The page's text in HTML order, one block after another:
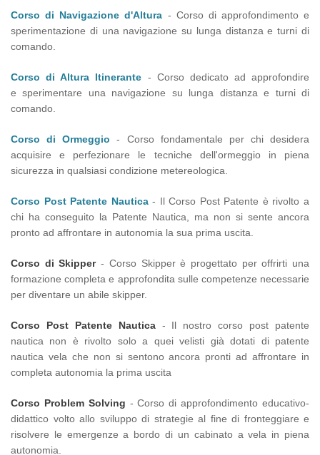
Corso di Navigazione d'Altura - Corso di approfondimento e
sperimentazione di una navigazione su lunga distanza e turni di
comando.
Corso di Altura Itinerante - Corso dedicato ad approfondire
e sperimentare una navigazione su lunga distanza e turni di
comando.
Corso di Ormeggio - Corso fondamentale per chi desidera
acquisire e perfezionare le tecniche dell'ormeggio in piena
sicurezza in qualsiasi condizione metereologica.
Corso Post Patente Nautica- Il Corso Post Patente è rivolto a
chi ha conseguito la Patente Nautica, ma non si sente ancora
pronto ad affrontare in autonomia la sua prima uscita.
Corso di Skipper- Corso Skipper è progettato per offrirti una
formazione completa e approfondita sulle competenze necessarie
per diventare un abile skipper.
Corso Post Patente Nautica- Il nostro corso post patente
nautica non è rivolto solo a quei velisti già dotati di patente
nautica vela che non si sentono ancora pronti ad affrontare in
completa autonomia la prima uscita
Corso Problem Solving - Corso di approfondimento educativo-
didattico volto allo sviluppo di strategie al fine di fronteggiare e
risolvere le emergenze a bordo di un cabinato a vela in piena
autonomia.